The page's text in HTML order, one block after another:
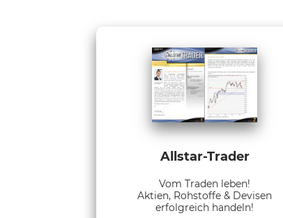
Allstar-Trader
Vom Traden leben!
Aktien, Rohstoffe & Devisen
erfolgreich handeln!